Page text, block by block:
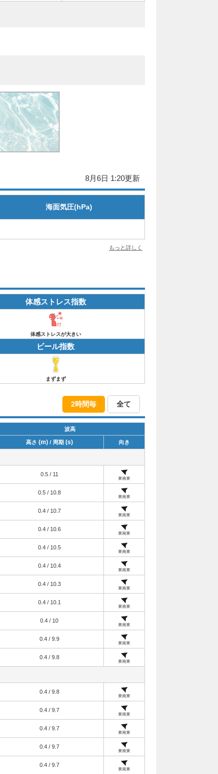
8月6日 1:20更新
海面気圧(hPa)
もっと詳しく
体感ストレス指数
体感ストレスが大きい
ビール指数
まずまず
2時間毎 全て
波高
高さ (m)/ 周期 (s) 向き
0.5 / 11
東南東
0.5 / 10.8
東南東
0.4 / 10.7
東南東
0.4 / 10.6
東南東
0.4 / 10.5
東南東
0.4 / 10.4
東南東
0.4 / 10.3
東南東
0.4 / 10.1
東南東
0.4 / 10
東南東
0.4 / 9.9
東南東
0.4 / 9.8
東南東
0.4 / 9.8
東南東
0.4 / 9.7
東南東
0.4 / 9.7
東南東
0.4 / 9.7
東南東
0.4 / 9.7
東南東